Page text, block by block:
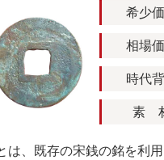
希少
相場
時代
素
は、既存の宋銭の銘を利